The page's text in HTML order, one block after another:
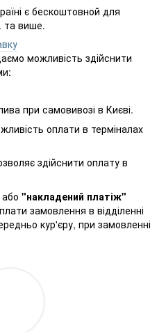
є бескоштовной для
та више.
можливість здійснити
при самовивозі в Києві.
оплати в терміналах
здійснити оплату в
"накладений платіж"
замовлення в відділенні
кур'єру, при замовленні